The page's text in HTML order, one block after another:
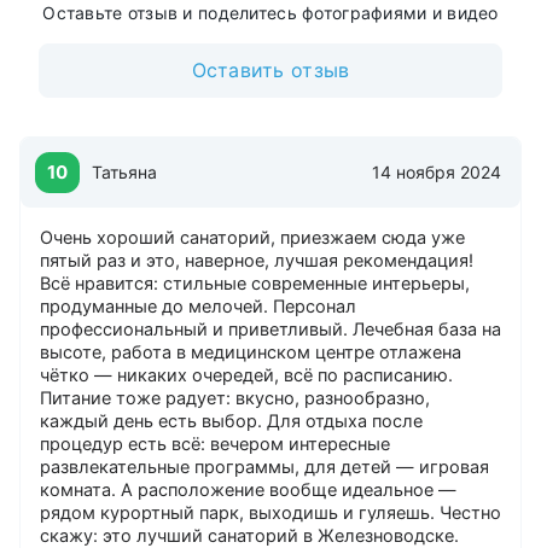
Детская комната
Прокат
Спортинвентаря
Услуги
Spa
Консьерж-служба
Массаж
Парная (баня)
Салон красоты
Сауна
Сейф
Тренажерный зал
Фитнес-центр
Хамам
Оставьте отзыв и поделитесь фотографиями и видео
Оставить отзыв
10 Татьяна 14 ноября 2024
Очень хороший санаторий, приезжаем сюда уже
пятый раз и это, наверное, лучшая рекомендация!
Всё нравится: стильные современные интерьеры,
продуманные до мелочей. Персонал
профессиональный и приветливый. Лечебная база на
высоте, работа в медицинском центре отлажена
чётко — никаких очередей, всё по расписанию.
Питание тоже радует: вкусно, разнообразно,
каждый день есть выбор. Для отдыха после
процедур есть всё: вечером интересные
развлекательные программы, для детей — игровая
комната. А расположение вообще идеальное —
рядом курортный парк, выходишь и гуляешь. Честно
скажу: это лучший санаторий в Железноводске.